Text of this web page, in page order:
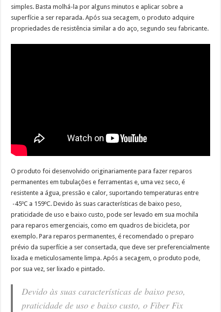
simples. Basta molhá-la por alguns minutos e aplicar sobre a
superfície a ser reparada. Após sua secagem, o produto adquire
propriedades de resistência similar a do aço, segundo seu fabricante.
O produto foi desenvolvido originariamente para fazer reparos
permanentes em tubulações e ferramentas e, uma vez seco, é
resistente a água, pressão e calor, suportando temperaturas entre
-45ºC a 159ºC. Devido às suas características de baixo peso,
praticidade de uso e baixo custo, pode ser levado em sua mochila
para reparos emergenciais, como em quadros de bicicleta, por
exemplo. Para reparos permanentes, é recomendado o preparo
prévio da superfície a ser consertada, que deve ser preferencialmente
lixada e meticulosamente limpa. Após a secagem, o produto pode,
por sua vez, ser lixado e pintado.
Devido às suas características de baixo peso,
praticidade de uso e baixo custo, o Fiber Fix